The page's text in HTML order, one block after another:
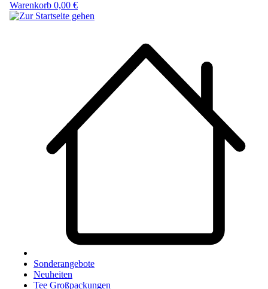
Warenkorb 0,00 €
Sonderangebote
Neuheiten
Tee Großpackungen